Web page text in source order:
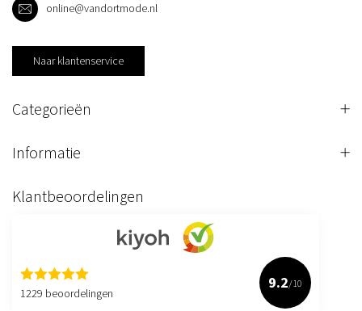
online@vandortmode.nl
Naar klantenservice
Categorieën
Informatie
Klantbeoordelingen
1229 beoordelingen
9.2/10